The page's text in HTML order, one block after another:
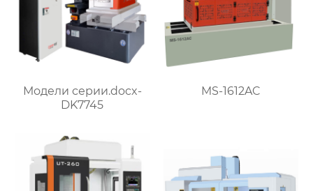
Модели серии.docx-
DK7745
MS-1612AC